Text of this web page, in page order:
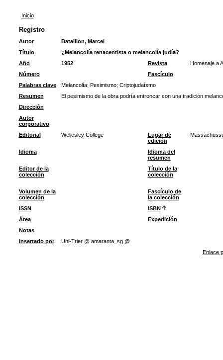
Inicio
Registro
Autor
Bataillon, Marcel
Título
¿Melancolía renacentista o melancolía judía?
Año
1952 Revista
Homenaje a
Número
Fascículo
Palabras clave
Melancolía; Pesimismo; Criptojudaísmo
Resumen
El pesimismo de la obra podría entroncar con una tradición
Dirección
Autor
corporativo
Editorial
Wellesley College
Lugar de
edición
Idioma
Idioma del
resumen
Editor de la
colección
Título de la
colección
Volumen de la
colección
Fascículo de
la colección
ISSN
ISBN
Área
Expedición
Notas
Insertado por
Uni-Trier @ amaranta_sg @
Enlace